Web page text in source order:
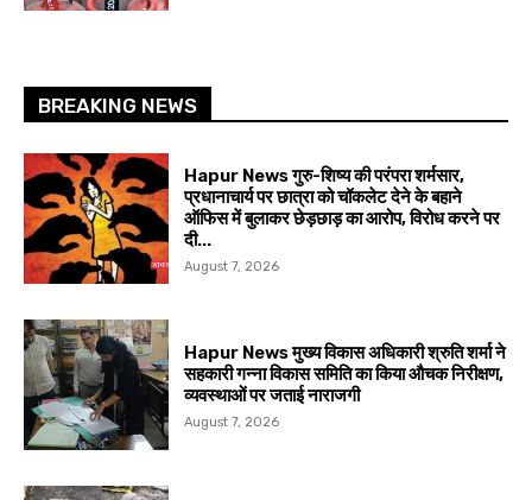
BREAKING NEWS
Hapur News गुरु-शिष्य की परंपरा शर्मसार,
प्रधानाचार्य पर छात्रा को चॉकलेट देने के बहाने
ऑफिस में बुलाकर छेड़छाड़ का आरोप, विरोध करने पर
दी...
August 7, 2026
Hapur News मुख्य विकास अधिकारी श्रुति शर्मा ने
सहकारी गन्ना विकास समिति का किया औचक निरीक्षण,
व्यवस्थाओं पर जताई नाराजगी
August 7, 2026